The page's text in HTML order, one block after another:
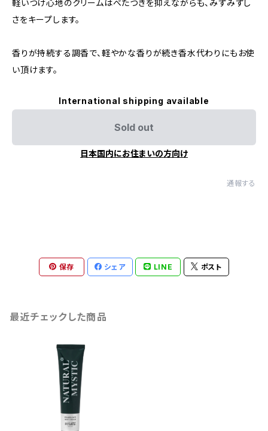
軽いつけ心地のクリームはべたつきを抑えながらも、みずみずし
さをキープします。
香りが持続する調香で、軽やかな香りが続き香水代わりにもお使
い頂けます。
International shipping available
Sold out
日本国内にお住まいの方向け
通報する
保存 シェア LINE ポスト
最近チェックした商品